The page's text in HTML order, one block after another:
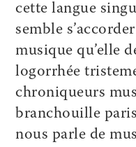
cette langue
semble
musique qu’elle
logorrhée
chroniqueurs
branchouille
nous parle de